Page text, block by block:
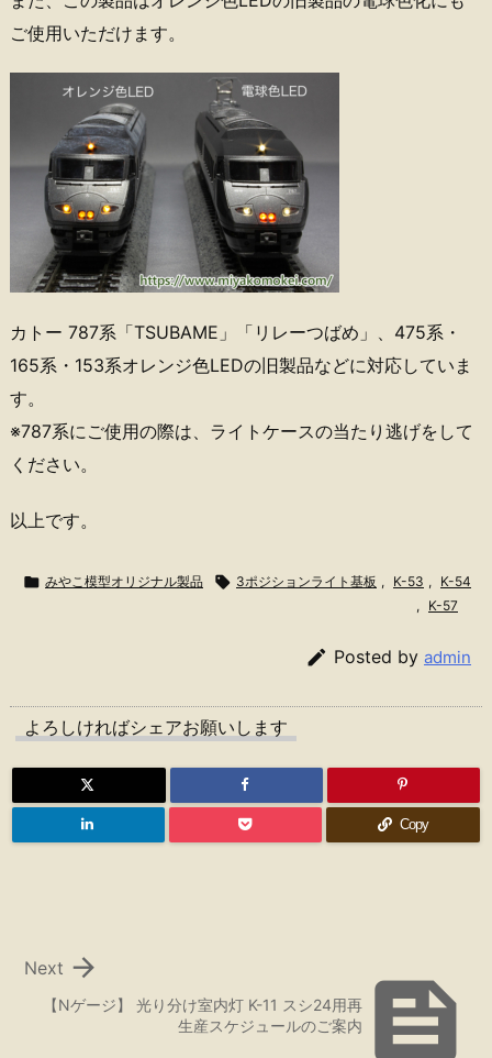
ご使用いただけます。
カトー 787系「TSUBAME」「リレーつばめ」、475系・
165系・153系オレンジ色LEDの旧製品などに対応していま
す。
※787系にご使用の際は、ライトケースの当たり逃げをして
ください。
以上です。
 みやこ模型オリジナル製品  3ポジションライト基板 , K-53 ,
K-54
,
K-57
 Posted by admin
よろしければシェアお願いします
Copy

【Nゲージ】 光り分け室内灯 K-11 スシ24用再
生産スケジュールのご案内

Next